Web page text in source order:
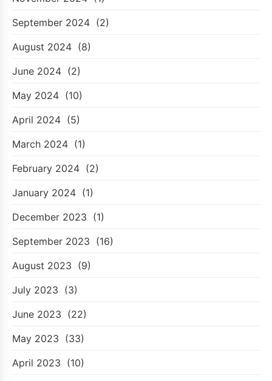
September 2024 (2)
August 2024 (8)
June 2024 (2)
May 2024 (10)
April 2024 (5)
March 2024 (1)
February 2024 (2)
January 2024 (1)
December 2023 (1)
September 2023 (16)
August 2023 (9)
July 2023 (3)
June 2023 (22)
May 2023 (33)
April 2023 (10)